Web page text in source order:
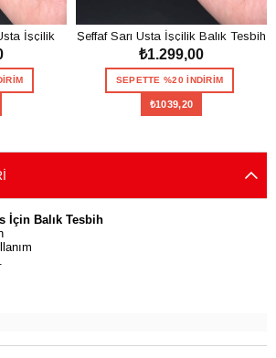
İşçilik
Şeffaf Sarı Usta İşçilik Balık Tesbih
₺1.299,00
SEPETTE %20 İNDİRİM
₺1039,20
İçin Balık Tesbih